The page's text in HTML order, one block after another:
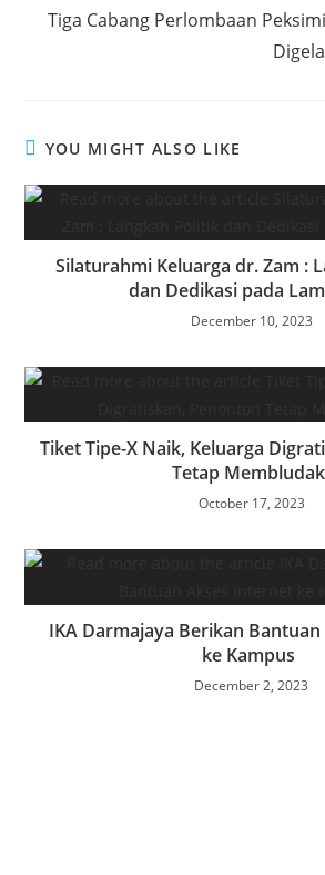
Tiga Cabang Perlombaan
YOU MIGHT ALSO LIKE
Silaturahmi Keluarga dr. Zam :
dan Dedikasi pada
December 10, 2023
Tiket Tipe-X Naik, Keluarga
Tetap Membludak
October 17, 2023
IKA Darmajaya Berikan
ke Kampus
December 2, 2023